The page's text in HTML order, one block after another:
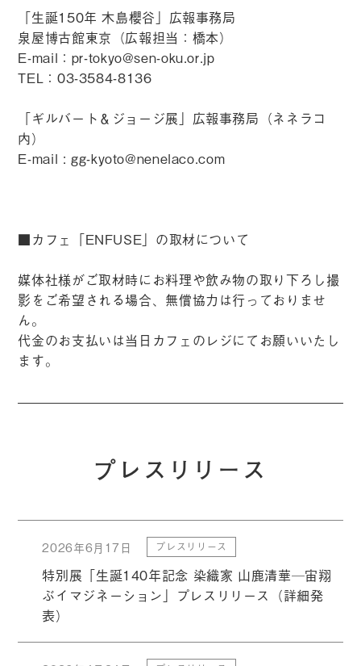
「生誕150年 木島櫻谷」広報事務局
泉屋博古館東京（広報担当：橋本）
E-mail： pr-tokyo@sen-oku.or.jp
TEL：03-3584-8136
「ギルバート＆ジョージ展」広報事務局（ネネラコ
内）
E-mail :gg-kyoto@nenelaco.com
■カフェ「ENFUSE」の取材について
媒体社様がご取材時にお料理や飲み物の取り下ろし撮
影をご希望される場合、無償協力は行っておりませ
ん。
代金のお支払いは当日カフェのレジにてお願いいたし
ます。
プレスリリース
2026年6月17日 プレスリリース
特別展「生誕140年記念 染織家 山鹿清華─宙翔
ぶイマジネーション」プレスリリース（詳細発
表）